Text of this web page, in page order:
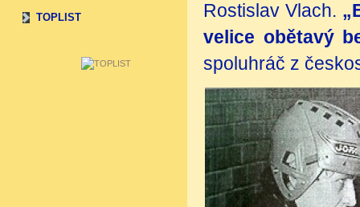
TOPLIST
Rostislav Vlach.
velice obětavý
spoluhráč z